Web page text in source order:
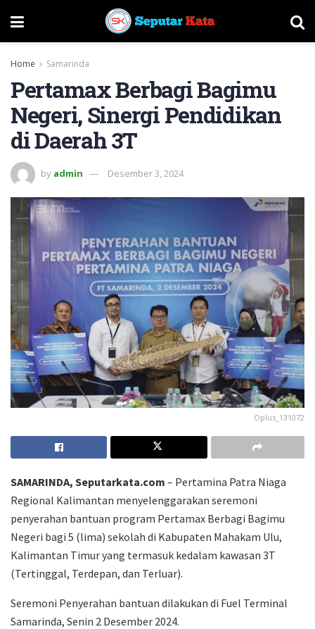
Home Samarinda
Pertamax Berbagi Bagimu
Negeri, Sinergi Pendidikan
di Daerah 3T
by admin Desember 3, 2024
Oplus_131072
SAMARINDA, Seputarkata.com – Pertamina Patra Niaga
Regional Kalimantan menyelenggarakan seremoni
penyerahan bantuan program Pertamax Berbagi Bagimu
Negeri bagi 5 (lima) sekolah di Kabupaten Mahakam Ulu,
Kalimantan Timur yang termasuk kedalam kawasan 3T
(Tertinggal, Terdepan, dan Terluar).
Seremoni Penyerahan bantuan dilakukan di Fuel Terminal
Samarinda, Senin 2 Desember 2024.